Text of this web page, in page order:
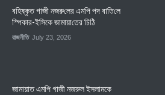
বহিষ্কৃত গাজী নজরু‌লের এম‌পি পদ বা‌তি‌লে
স্পিকার-ইসিকে জামায়া‌তের চি‌ঠি
রাজনীতি July 23, 2026
জামায়াত এমপি গাজী নজরুল ইসলামকে